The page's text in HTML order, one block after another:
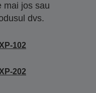
mai jos sau
dvs.
102
202